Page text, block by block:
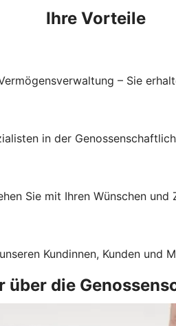
Ihre Vorteile
– Sie
in der
Sie mit Ihren Wünschen
Kundinnen, Kunden und
über die